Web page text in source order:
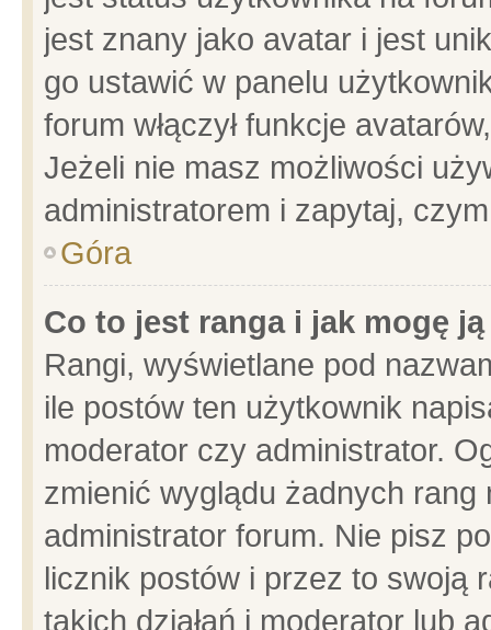
jest znany jako avatar i jest
go ustawić w panelu
forum włączył funkcje
Jeżeli nie masz możliwości
administratorem i zapytaj,
Góra
Co to jest ranga i jak mogę
Rangi, wyświetlane pod
ile postów ten użytkownik
moderator czy administrator.
zmienić wyglądu żadnych
administrator forum. Nie pisz
licznik postów i przez to swoją
takich działań i moderator lub